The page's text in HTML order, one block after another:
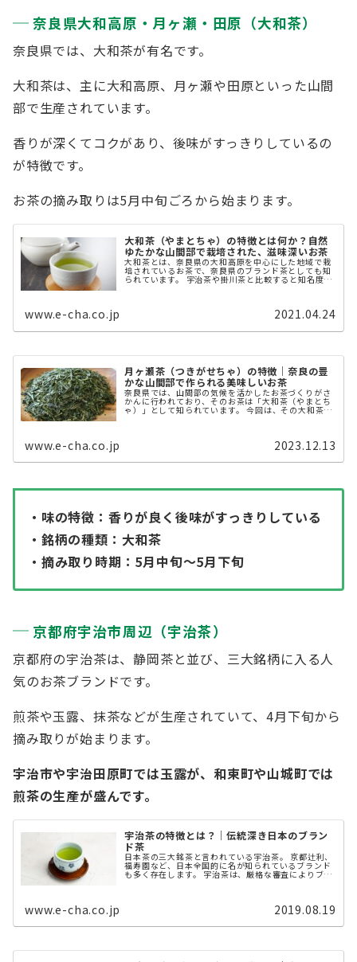
奈良県大和高原・月ヶ瀬・田原（大和茶）
奈良県では、大和茶が有名です。
大和茶は、主に大和高原、月ヶ瀬や田原といった山間
部で生産されています。
香りが深くてコクがあり、後味がすっきりしているの
が特徴です。
お茶の摘み取りは5月中旬ごろから始まります。
大和茶（やまとちゃ）の特徴とは何か？自然
ゆたかな山間部で栽培された、滋味深いお茶
大和茶とは、奈良県の大和高原を中心にした地域で栽
培されているお茶で、奈良県のブランド茶としても知
られています。 宇治茶や掛川茶と比較すると知名度は
低いですが、奈良県のお茶生産量は全国で7位と産地
www.e-cha.co.jp 2021.04.24
月ヶ瀬茶（つきがせちゃ）の特徴｜奈良の豊
かな山間部で作られる美味しいお茶
奈良県では、山間部の気候を活かしたお茶づくりがさ
かんに行われており、そのお茶は「大和茶（やまとち
ゃ）」として知られています。 今回は、その大和茶の
www.e-cha.co.jp 2023.12.13
・味の特徴：香りが良く後味がすっきりしている
・銘柄の種類：大和茶
・摘み取り時期：5月中旬〜5月下旬
京都府宇治市周辺（宇治茶）
京都府の宇治茶は、静岡茶と並び、三大銘柄に入る人
気のお茶ブランドです。
煎茶や玉露、抹茶などが生産されていて、4月下旬から
摘み取りが始まります。
宇治市や宇治田原町では玉露が、和束町や山城町では
煎茶の生産が盛んです。
宇治茶の特徴とは？｜伝統深き日本のブラン
ド茶
日本茶の三大銘茶と言われている宇治茶。 京都辻利、
福寿園など、日本全国的に名が知られているブランド
も多く存在します。 宇治茶は、厳格な審査によりブラ
www.e-cha.co.jp 2019.08.19